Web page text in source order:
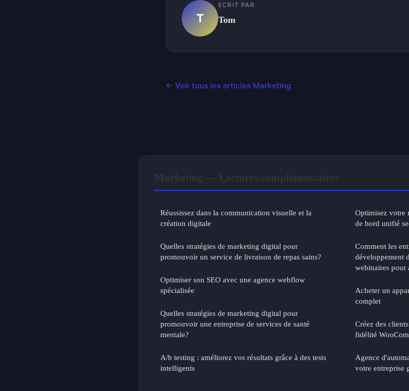
T
ECRIT PAR
Tom
← Voir tous les articles Marketing
Réussissez dans la communication visuelle et la
création digitale
Quelles stratégies de marketing digital pour
promouvoir un service de livraison de repas sains?
Optimiser son SEO avec une agence webflow
spécialisée
Quelles stratégies de marketing digital pour
promouvoir une entreprise de services de santé
mentale?
A/b testing : améliorez vos résultats grâce à des tests
intelligents
Optimisez votre
de bord unifié
Comment les
développement
webinaires pour
Acheter un
complet
Créez des
fidélité
Agence
votre entreprise